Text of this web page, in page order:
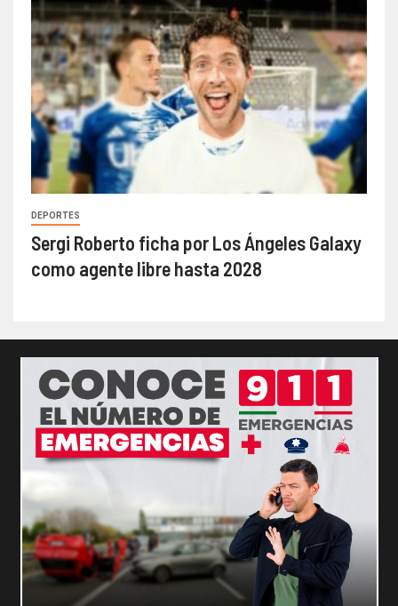
DEPORTES
Sergi Roberto ficha por Los Ángeles Galaxy
como agente libre hasta 2028